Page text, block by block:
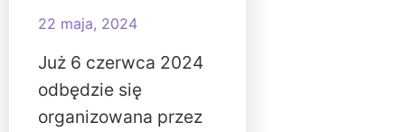
22 maja, 2024
Już 6 czerwca 2024
odbędzie się
organizowana przez